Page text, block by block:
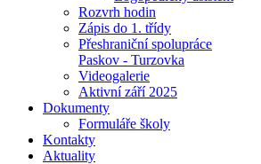
Rozvrh hodin
Zápis do 1. třídy
Přeshraniční spolupráce
Paskov - Turzovka
Videogalerie
Aktivní září 2025
Dokumenty
Formuláře školy
Kontakty
Aktuality